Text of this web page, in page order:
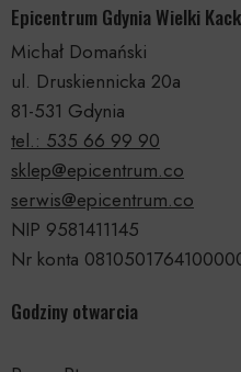
Epicentrum Gdynia Wielki Kack
Michał Domański
ul. Druskiennicka 20a
81-531 Gdynia
tel.: 535 66 99 90
sklep@epicentrum.co
serwis@epicentrum.co
NIP 9581411145
Nr konta
Godziny otwarcia